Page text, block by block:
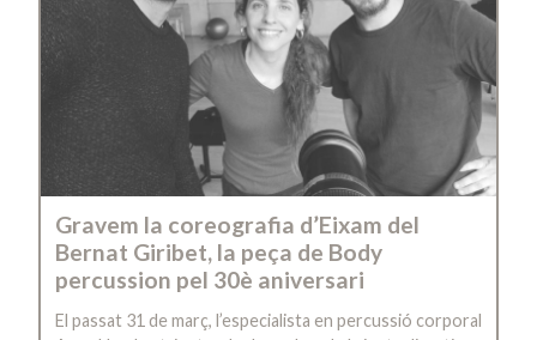
Gravem la coreografia d’Eixam del
Bernat Giribet, la peça de Body
percussion pel 30è aniversari
El passat 31 de març, l’especialista en percussió corporal